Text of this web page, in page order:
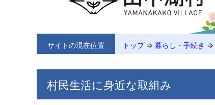
サイトの現在位置 トップ⇒ 暮らし・手続き ⇒
村民生活に身近な取組み